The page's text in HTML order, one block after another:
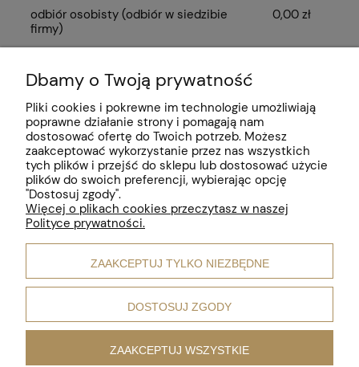
odbiór osobisty(odbiór w siedzibie
firmy)
0,00 zł
Pomoc
Moje konto
Płatności i dostawa
Informacje
O nas
Motywy biżuterii
Dbamy o Twoją prywatność
Pliki cookies i pokrewne im technologie umożliwiają
poprawne działanie strony i pomagają nam
dostosować ofertę do Twoich potrzeb. Możesz
zaakceptować wykorzystanie przez nas wszystkich
tych plików i przejść do sklepu lub dostosować użycie
plików do swoich preferencji, wybierając opcję
"Dostosuj zgody".
Więcej o plikach cookies przeczytasz w naszej
Polityce prywatności.
ZAAKCEPTUJ TYLKO NIEZBĘDNE
DOSTOSUJ ZGODY
ZAAKCEPTUJ WSZYSTKIE